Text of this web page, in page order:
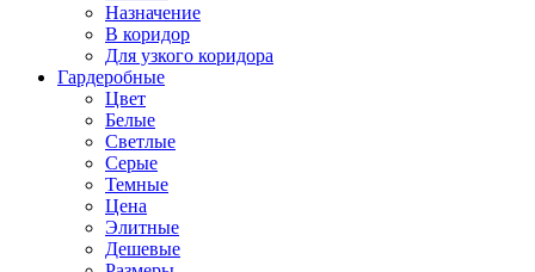
Назначение
В коридор
Для узкого коридора
Гардеробные
Цвет
Белые
Светлые
Серые
Темные
Цена
Элитные
Дешевые